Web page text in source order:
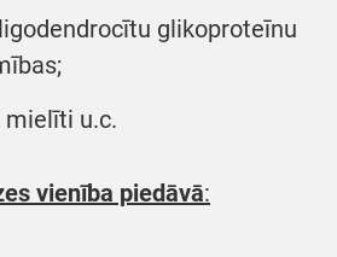
glikoproteīnu
mielīti u.c.
vienība piedāvā: